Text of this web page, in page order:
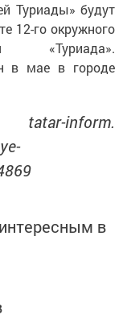
Туриады» будут
12-го окружного
«Туриада».
в мае в городе
inform.
в